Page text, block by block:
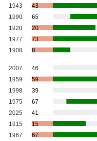
1943
43
1990
65
1920
20
1977
73
1908 8
2007
46
1959
59
1998
39
1975
67
2025
41
1915
15
1967 67